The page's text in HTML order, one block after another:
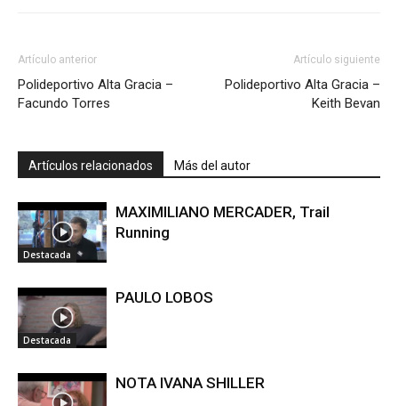
Artículo anterior
Polideportivo Alta Gracia –
Facundo Torres
Artículo siguiente
Polideportivo Alta Gracia –
Keith Bevan
Artículos relacionados Más del autor
Destacada
MAXIMILIANO MERCADER, Trail
Running
Destacada
PAULO LOBOS
NOTA IVANA SHILLER